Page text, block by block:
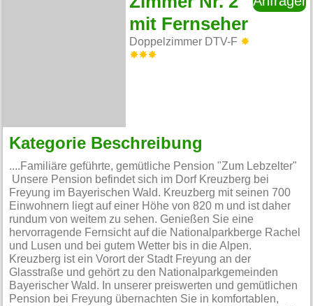
mit Fernseher
Doppelzimmer DTV-F
Kategorie Beschreibung
....Familiäre geführte, gemütliche Pension "Zum Lebzelter"
Unsere Pension befindet sich im Dorf Kreuzberg bei
Freyung im Bayerischen Wald. Kreuzberg mit seinen 700
Einwohnern liegt auf einer Höhe von 820 m und ist daher
rundum von weitem zu sehen. Genießen Sie eine
hervorragende Fernsicht auf die Nationalparkberge Rachel
und Lusen und bei gutem Wetter bis in die Alpen.
Kreuzberg ist ein Vorort der Stadt Freyung an der
Glasstraße und gehört zu den Nationalparkgemeinden
Bayerischer Wald. In unserer preiswerten und gemütlichen
Pension bei Freyung übernachten Sie in komfortablen,